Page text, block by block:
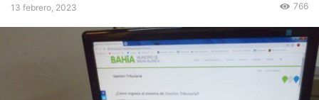
13 febrero, 2023 766